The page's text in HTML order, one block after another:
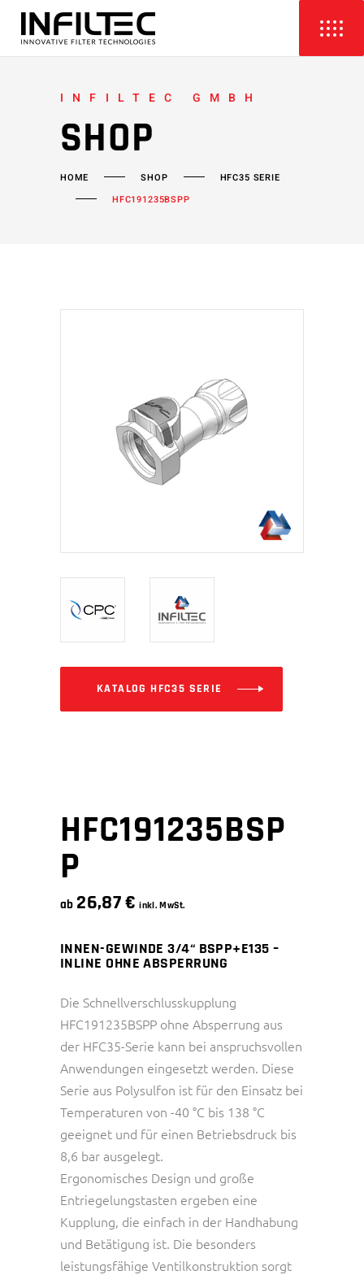
INFILTEC GMBH
SHOP
HOME SHOP
HFC35 SERIE
HFC191235BSPP
KATALOG HFC35 SERIE
HFC191235BSP
P
ab 26,87€ inkl. MwSt.
INNEN-GEWINDE 3/4“ BSPP+E135 –
INLINE OHNE ABSPERRUNG
Die Schnellverschlusskupplung
HFC191235BSPP ohne Absperrung aus
der HFC35-Serie kann bei anspruchsvollen
Anwendungen eingesetzt werden. Diese
Serie aus Polysulfon ist für den Einsatz bei
Temperaturen von -40 °C bis 138 °C
geeignet und für einen Betriebsdruck bis
8,6 bar ausgelegt.
Ergonomisches Design und große
Entriegelungstasten ergeben eine
Kupplung, die einfach in der Handhabung
und Betätigung ist. Die besonders
leistungsfähige Ventilkonstruktion sorgt